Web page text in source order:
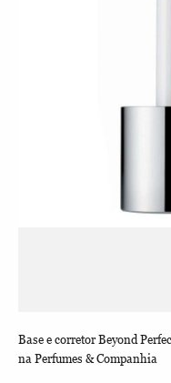
Base e corretor Beyond
na Perfumes & Companhia